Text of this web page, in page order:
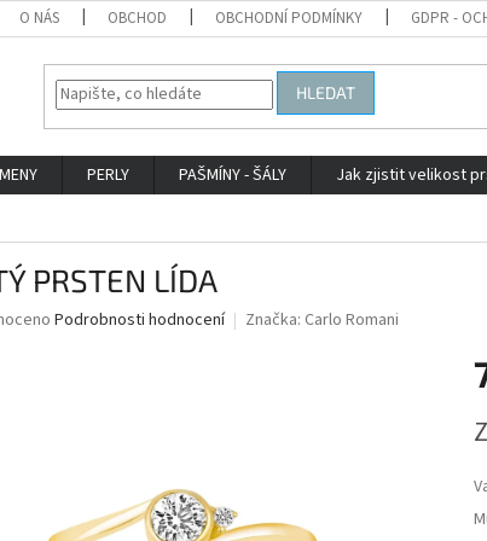
O NÁS OBCHOD OBCHODNÍ PODMÍNKY GDPR -
HLEDAT
PERLY PAŠMÍNY - ŠÁLY Jak zjistit velikost
PRSTEN LÍDA
Podrobnosti hodnocení Značka: Carlo Romani